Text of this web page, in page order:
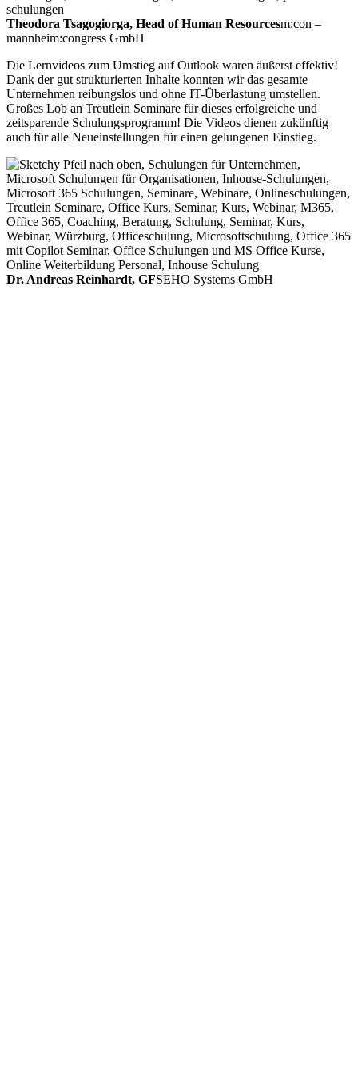
Theodora Tsagogiorga, Head of Human Resourcesm:con –
mannheim:congress GmbH
Die Lernvideos zum Umstieg auf Outlook waren äußerst effektiv!
Dank der gut strukturierten Inhalte konnten wir das gesamte
Unternehmen reibungslos und ohne IT-Überlastung umstellen.
Großes Lob an Treutlein Seminare für dieses erfolgreiche und
zeitsparende Schulungsprogramm! Die Videos dienen zukünftig
auch für alle Neueinstellungen für einen gelungenen Einstieg.
Dr. Andreas Reinhardt, GFSEHO Systems GmbH